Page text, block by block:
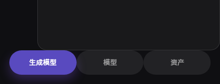
生成模型 模型 资产